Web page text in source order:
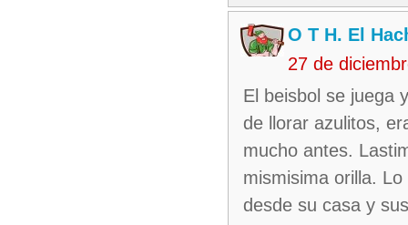
O T H. El
27 de
El beisbol se juega
de llorar azulitos,
mucho antes.
mismisima orilla.
desde su casa y